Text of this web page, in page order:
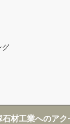
グ
石材工業へのアク